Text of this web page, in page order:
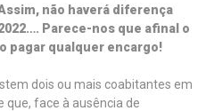
não haverá diferença
Parece-nos que afinal o
pagar qualquer encargo!
dois ou mais coabitantes em
face à ausência de